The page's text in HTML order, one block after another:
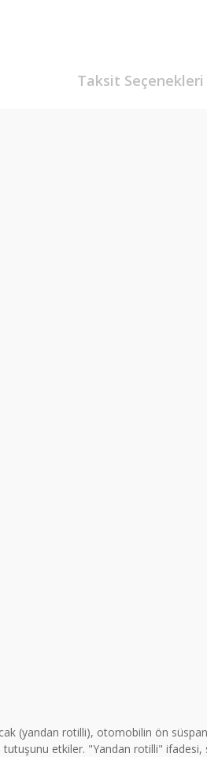
Taksit Seçenekleri
(yandan rotilli), otomobilin ön
etkiler. "Yandan rotilli" ifadesi,